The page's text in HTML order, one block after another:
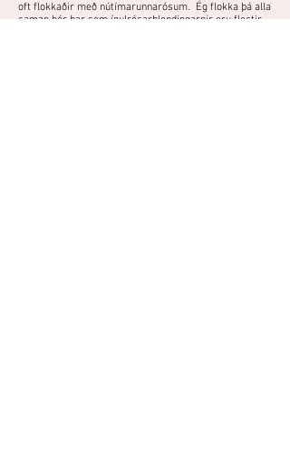
oft flokkaðir með nútímarunnarósum. Ég flokka þá alla
saman hér þar sem ígulrósarblendingarnir eru flestir